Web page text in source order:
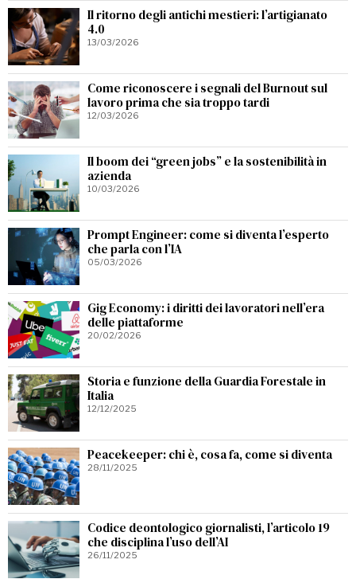
Il ritorno degli antichi mestieri: l’artigianato
4.0
13/03/2026
Come riconoscere i segnali del Burnout sul
lavoro prima che sia troppo tardi
12/03/2026
Il boom dei “green jobs” e la sostenibilità in
azienda
10/03/2026
Prompt Engineer: come si diventa l’esperto
che parla con l’IA
05/03/2026
Gig Economy: i diritti dei lavoratori nell’era
delle piattaforme
20/02/2026
Storia e funzione della Guardia Forestale in
Italia
12/12/2025
Peacekeeper: chi è, cosa fa, come si diventa
28/11/2025
Codice deontologico giornalisti, l’articolo 19
che disciplina l’uso dell’AI
26/11/2025